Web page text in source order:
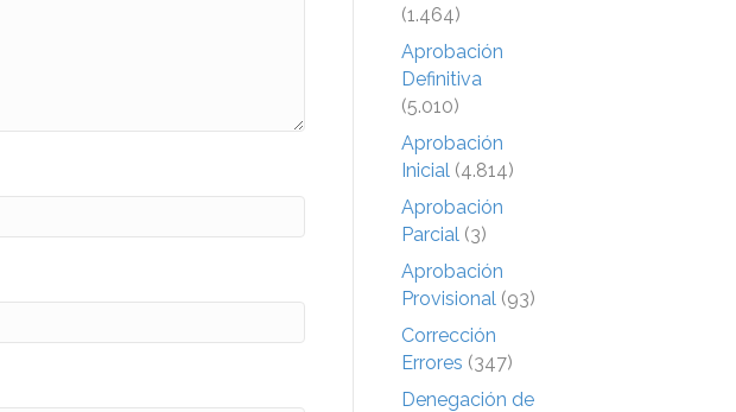
(1.464)
Aprobación
Definitiva
(5.010)
Aprobación
Inicial (4.814)
Aprobación
Parcial (3)
Aprobación
Provisional (93)
Corrección
Errores (347)
Denegación de